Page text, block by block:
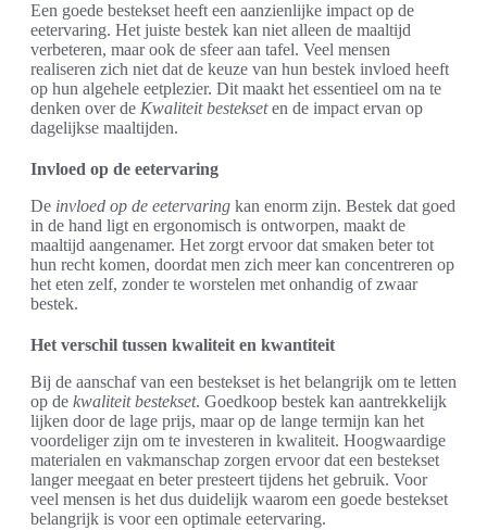
Een goede bestekset heeft een aanzienlijke impact op de
eetervaring. Het juiste bestek kan niet alleen de maaltijd
verbeteren, maar ook de sfeer aan tafel. Veel mensen
realiseren zich niet dat de keuze van hun bestek invloed heeft
op hun algehele eetplezier. Dit maakt het essentieel om na te
denken over de Kwaliteit bestekseten de impact ervan op
dagelijkse maaltijden.
Invloed op de eetervaring
De invloed op de eetervaring kan enorm zijn. Bestek dat goed
in de hand ligt en ergonomisch is ontworpen, maakt de
maaltijd aangenamer. Het zorgt ervoor dat smaken beter tot
hun recht komen, doordat men zich meer kan concentreren op
het eten zelf, zonder te worstelen met onhandig of zwaar
bestek.
Het verschil tussen kwaliteit en kwantiteit
Bij de aanschaf van een bestekset is het belangrijk om te letten
op de kwaliteit bestekset. Goedkoop bestek kan aantrekkelijk
lijken door de lage prijs, maar op de lange termijn kan het
voordeliger zijn om te investeren in kwaliteit. Hoogwaardige
materialen en vakmanschap zorgen ervoor dat een bestekset
langer meegaat en beter presteert tijdens het gebruik. Voor
veel mensen is het dus duidelijk waarom een goede bestekset
belangrijk is voor een optimale eetervaring.